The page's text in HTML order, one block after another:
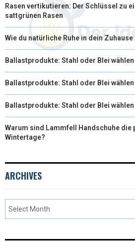
Rasen vertikutieren: Der Schlüssel zu
sattgrünen Rasen
Wie du natürliche Ruhe in dein
Ballastprodukte: Stahl oder Blei
Ballastprodukte: Stahl oder Blei
Ballastprodukte: Stahl oder Blei
Warum sind Lammfell Handschuhe die
Wintertage?
ARCHIVES